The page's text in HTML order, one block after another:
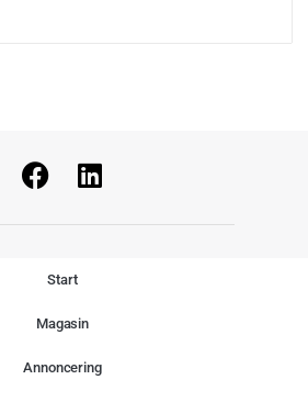
Start
Magasin
Annoncering